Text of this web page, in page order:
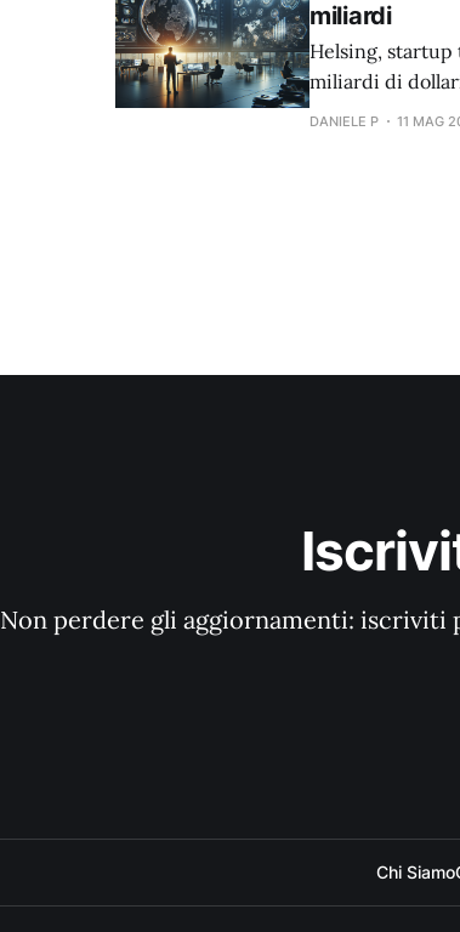
miliardi
Helsing, startup
miliardi di
DANIELE P 11 MAG
Non perdere gli aggiornamenti:
Chi Siamo